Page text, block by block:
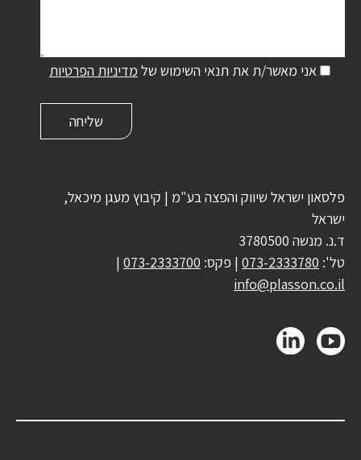
אני מאשר/ת את תנאי השימוש של מדיניות הפרטיות
פלסאון ישראל שיווק והפצה בע"מ | קיבוץ מעגן מיכאל,
ישראל
ד.נ. מנשה 3780500
טל': 073-2333780 | פקס: 073-2333700
|
info@plasson.co.il